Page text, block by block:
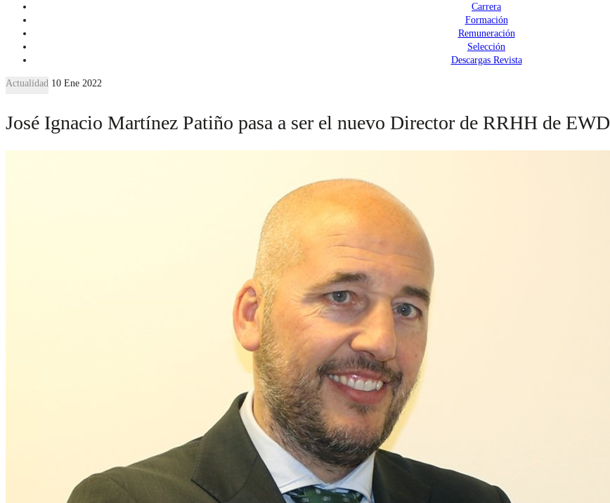
Carrera
Formación
Remuneración
Selección
Descargas Revista
Actualidad 10 Ene 2022
José Ignacio Martínez Patiño pasa a ser el nuevo Director de RRHH de EWD